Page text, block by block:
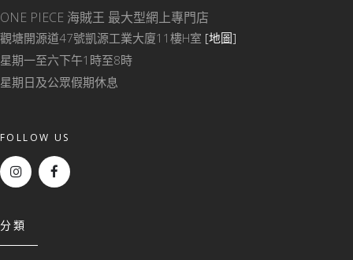
ONE PIECE 海賊王 最大型網上專門店
觀塘開源道47號凱源工業大廈11樓H室 [地圖]
星期一至六下午1時至8時
星期日及公眾假期休息
FOLLOW US
分類